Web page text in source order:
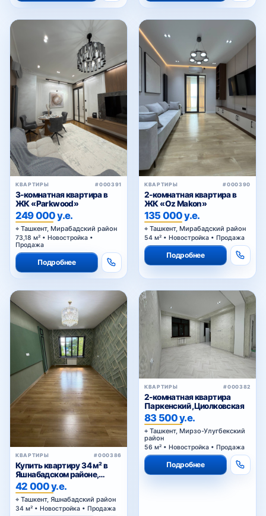
3-комнатная квартира в
ЖК «Parkwood»
249 000 у.е.
Ташкент, Мирабадский район
73,18 м² • Новостройка •
Продажа
Подробнее
2-комнатная квартира в
ЖК «Oz Makon»
135 000 у.е.
Ташкент, Мирабадский район
54 м² • Новостройка • Продажа
Подробнее
Купить квартиру 34 м² в
Яшнабадском районе,
Асалобод-2 — кирпичный
дом, подходит под офис
42 000 у.е.
Ташкент, Яшнабадский район
34 м² • Новостройка • Продажа
2-комнатная квартира
Паркенский ,Циолковская
83 500 у.е.
Ташкент, Мирзо-Улугбекский
район
56 м² • Новостройка • Продажа
Подробнее